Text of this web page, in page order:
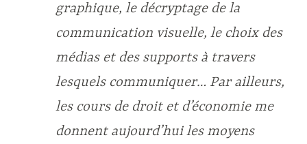
graphique, le décryptage de la
communication visuelle, le choix des
médias et des supports à travers
lesquels communiquer… Par ailleurs,
les cours de droit et d’économie me
donnent aujourd’hui les moyens